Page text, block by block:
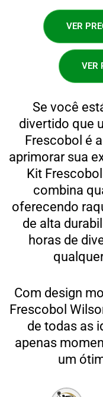
VER
VER
Se você
divertido que
Frescobol é
aprimorar sua
Kit
combina
oferecendo
de alta
horas de
Com design
Frescobol
de todas as
apenas
um